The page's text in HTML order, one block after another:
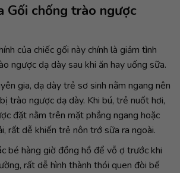
Gối chống trào ngược
của chiếc gối này chính là giảm tình
ngược dạ dày sau khi ăn hay uống sữa.
gia, dạ dày trẻ sơ sinh nằm ngang nên
trào ngược dạ dày. Khi bú, trẻ nuốt hơi,
đặt nằm trên mặt phẳng ngang hoặc
rất dễ khiến trẻ nôn trớ sữa ra ngoài.
bé hàng giờ đồng hồ để vỗ ợ trước khi
rất dễ hình thành thói quen đòi bế